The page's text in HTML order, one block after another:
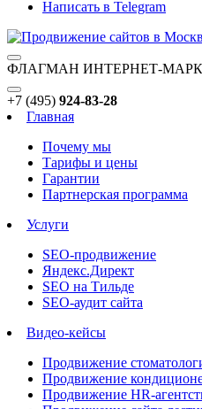
Написать в Telegram
ФЛАГМАН ИНТЕРНЕТ-
+7 (495) 924-83-28
Главная
Почему мы
Тарифы и цены
Гарантии
Партнерская программа
Услуги
SEO-продвижение
Яндекс.Директ
SEO на Тильде
SEO-аудит сайта
Видео-кейсы
Продвижение
Продвижение
Продвижение HR-